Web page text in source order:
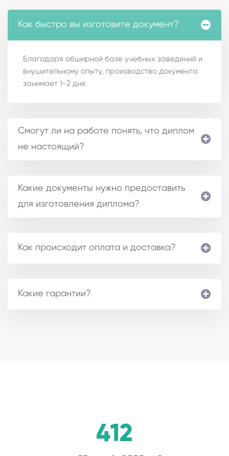
Как быстро вы изготовите документ?
Благодаря обширной базе учебных заведений и
внушительному опыту, производство документа
занимает 1-2 дня.
Смогут ли на работе понять, что диплом
не настоящий?
Какие документы нужно предоставить
для изготовления диплома?
Как происходит оплата и доставка?
Какие гарантии?
412